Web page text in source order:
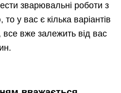
зварювальні роботи з
у вас є кілька варіантів
вже залежить від вас